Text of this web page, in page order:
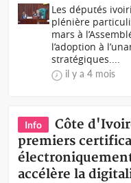
Les députés
plénière
mars à
l’adoption à
stratégiques....
il y a 4 mois
Info
Côte
premiers
accélère la